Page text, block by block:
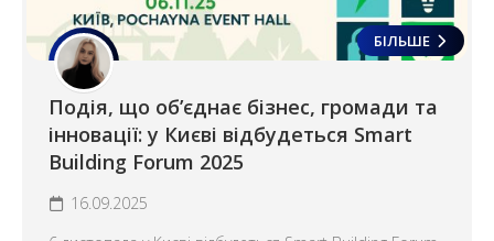
БІЛЬШЕ
Подія, що об’єднає бізнес, громади та
інновації: у Києві відбудеться Smart
Building Forum 2025
16.09.2025